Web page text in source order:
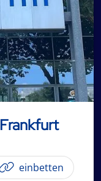
einbetten